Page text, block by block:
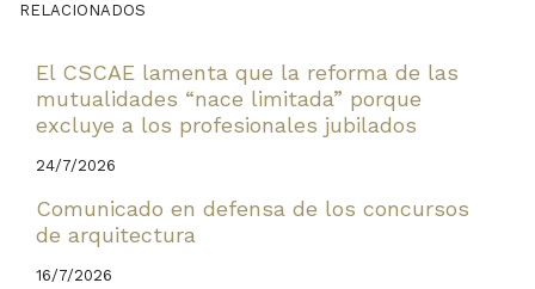
RELACIONADOS
El CSCAE lamenta que la reforma de las
mutualidades “nace limitada” porque
excluye a los profesionales jubilados
24/7/2026
Comunicado en defensa de los concursos
de arquitectura
16/7/2026